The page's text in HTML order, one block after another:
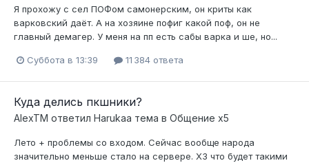
Я прохожу с сел ПОФом самонерским, он криты как
варковский даёт. А на хозяине пофиг какой поф, он не
главный демагер. У меня на пп есть сабы варка и ше, но...
Суббота в 13:39 11 384 ответа
Куда делись пкшники?
AlexTM ответил Harukaa тема в Общение x5
Лето + проблемы со входом. Сейчас вообще народа
значительно меньше стало на сервере. ХЗ что будет такими